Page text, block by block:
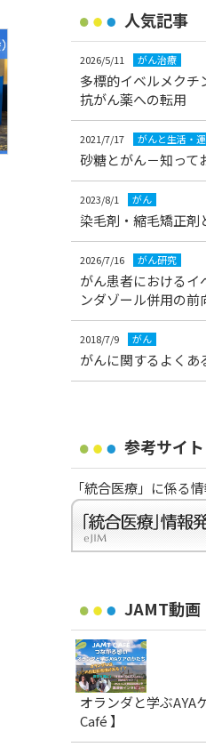
人気記事
2026/5/11 がん治療
多標的イベルメクチ
抗がん薬への転用
2021/7/17 がんと生活・
砂糖とがん－知って
2023/8/1 がん
染毛剤・縮毛矯正剤
2026/7/16 がん研究
がん患者におけるイ
ンダゾール併用の前
2018/7/9 がん
がんに関するよくあ
参考サイト
「統合医療」に係る
JAMT動画
オランダと学ぶAYA
Café 】